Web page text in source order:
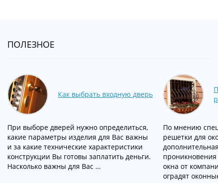
ПОЛЕЗНОЕ
Как выбрать входную дверь
При выборе дверей нужно определиться,
какие параметры изделия для Вас важны
и за какие технические характеристики
конструкции Вы готовы заплатить деньги.
Насколько важны для Вас …
По мнению
решетки для
окна от
оградят